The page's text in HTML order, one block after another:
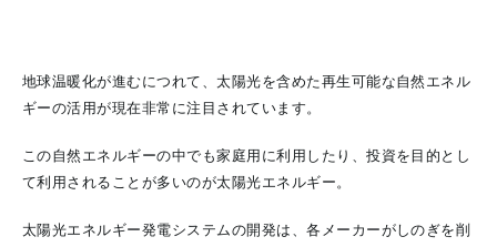
地球温暖化が進むにつれて、太陽光を含めた再生可能な自然エネル
ギーの活用が現在非常に注目されています。
この自然エネルギーの中でも家庭用に利用したり、投資を目的とし
て利用されることが多いのが太陽光エネルギー。
太陽光エネルギー発電システムの開発は、各メーカーがしのぎを削